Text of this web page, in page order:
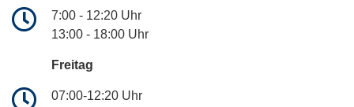
7:00 - 12:20 Uhr
13:00 - 18:00 Uhr
Freitag
07:00-12:20 Uhr